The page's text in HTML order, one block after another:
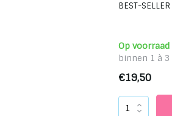
BEST-
Op voorraad
binnen 1 à
€19,50